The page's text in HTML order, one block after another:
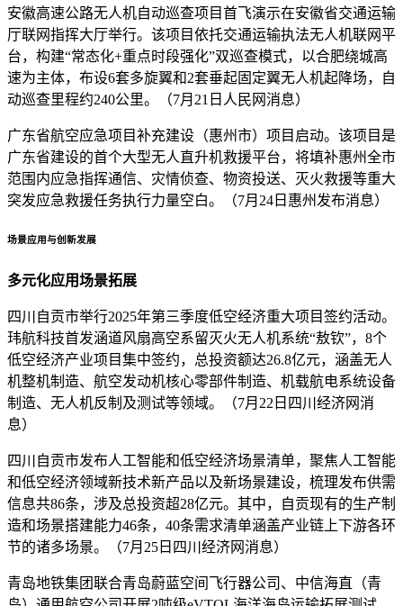
安徽高速公路无人机自动巡查项目首飞演示在安徽省交通运输
厅联网指挥大厅举行。该项目依托交通运输执法无人机联网平
台，构建“常态化+重点时段强化”双巡查模式，以合肥绕城高
速为主体，布设6套多旋翼和2套垂起固定翼无人机起降场，自
动巡查里程约240公里。（7月21日人民网消息）
广东省航空应急项目补充建设（惠州市）项目启动。该项目是
广东省建设的首个大型无人直升机救援平台，将填补惠州全市
范围内应急指挥通信、灾情侦查、物资投送、灭火救援等重大
突发应急救援任务执行力量空白。（7月24日惠州发布消息）
场景应用与创新发展
多元化应用场景拓展
四川自贡市举行2025年第三季度低空经济重大项目签约活动。
玮航科技首发涵道风扇高空系留灭火无人机系统“敖钦”，8个
低空经济产业项目集中签约，总投资额达26.8亿元，涵盖无人
机整机制造、航空发动机核心零部件制造、机载航电系统设备
制造、无人机反制及测试等领域。（7月22日四川经济网消
息）
四川自贡市发布人工智能和低空经济场景清单，聚焦人工智能
和低空经济领域新技术新产品以及新场景建设，梳理发布供需
信息共86条，涉及总投资超28亿元。其中，自贡现有的生产制
造和场景搭建能力46条，40条需求清单涵盖产业链上下游各环
节的诸多场景。（7月25日四川经济网消息）
青岛地铁集团联合青岛蔚蓝空间飞行器公司、中信海直（青